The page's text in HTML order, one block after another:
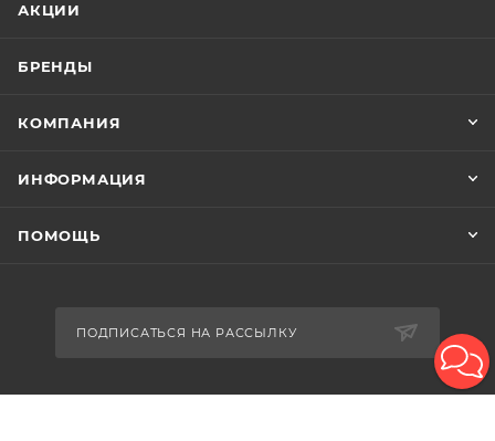
АКЦИИ
БРЕНДЫ
КОМПАНИЯ
ИНФОРМАЦИЯ
ПОМОЩЬ
ПОДПИСАТЬСЯ НА РАССЫЛКУ